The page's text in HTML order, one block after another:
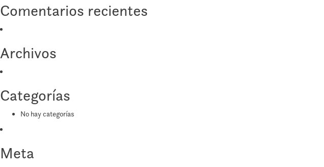
Comentarios recientes
Archivos
Categorías
No hay categorías
Meta